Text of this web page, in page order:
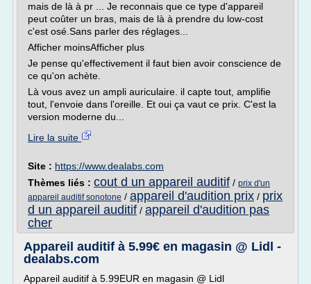
mais de là à pr ... Je reconnais que ce type d'appareil
peut coûter un bras, mais de là à prendre du low-cost
c'est osé.Sans parler des réglages...
Afficher moinsAfficher plus
Je pense qu'effectivement il faut bien avoir conscience de
ce qu'on achète.
Là vous avez un ampli auriculaire. il capte tout, amplifie
tout, l'envoie dans l'oreille. Et oui ça vaut ce prix. C'est la
version moderne du...
Lire la suite
Site : https://www.dealabs.com
Thèmes liés : cout d un appareil auditif / prix d'un
appareil auditif sonotone / appareil d'audition prix / prix
d un appareil auditif / appareil d'audition pas
cher
Appareil auditif à 5.99€ en magasin @ Lidl -
dealabs.com
Appareil auditif à 5.99EUR en magasin @ Lidl